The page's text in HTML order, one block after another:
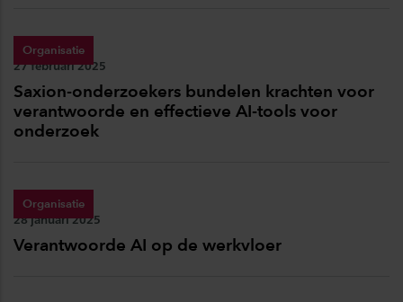
Organisatie
Publicatiedatum:
27 februari 2025
Saxion-onderzoekers bundelen krachten voor
verantwoorde en effectieve AI-tools voor
onderzoek
Organisatie
Publicatiedatum:
28 januari 2025
Verantwoorde AI op de werkvloer